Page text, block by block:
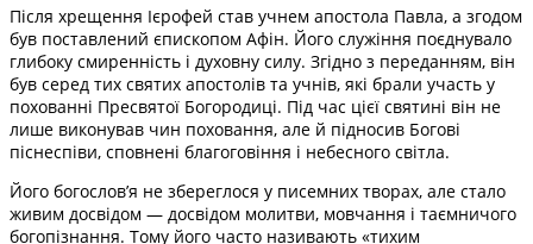
Після хрещення Ієрофей став учнем апостола Павла, а згодом
був поставлений єпископом Афін. Його служіння поєднувало
глибоку смиренність і духовну силу. Згідно з переданням, він
був серед тих святих апостолів та учнів, які брали участь у
похованні Пресвятої Богородиці. Під час цієї святині він не
лише виконував чин поховання, але й підносив Богові
піснеспіви, сповнені благоговіння і небесного світла.
Його богослов’я не збереглося у писемних творах, але стало
живим досвідом — досвідом молитви, мовчання і таємничого
богопізнання. Тому його часто називають «тихим